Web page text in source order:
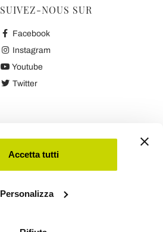
Accetta tutti
Personalizza
SUIVEZ-NOUS SUR
Facebook
Instagram
Youtube
Twitter